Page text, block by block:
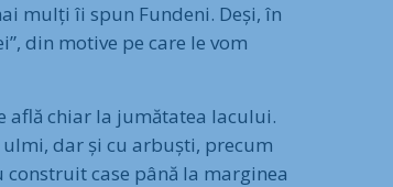
mulți îi spun Fundeni. Deși, în
din motive pe care le vom
află chiar la jumătatea lacului.
dar și cu arbuști, precum
case până la marginea